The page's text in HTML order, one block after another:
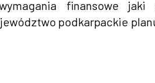
finansowe jaki
podkarpackie